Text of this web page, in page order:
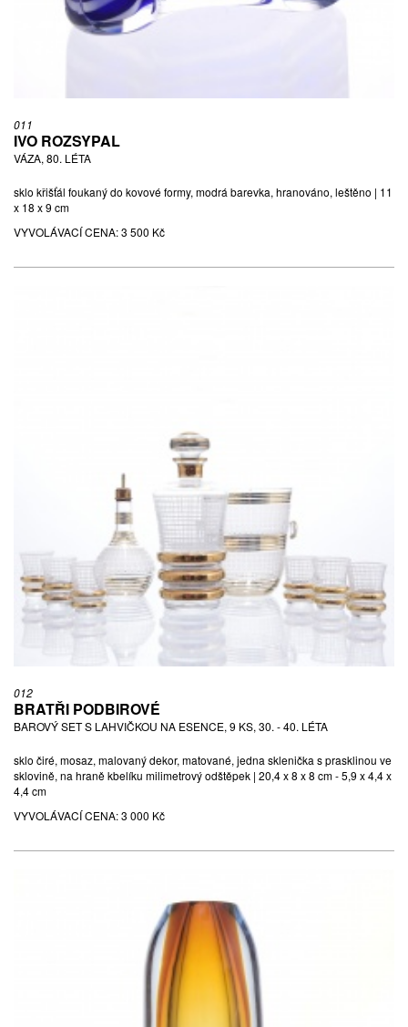
011
IVO ROZSYPAL
VÁZA, 80. LÉTA
sklo křišťál foukaný do kovové formy, modrá barevka, hranováno, leštěno | 11
x 18 x 9 cm
VYVOLÁVACÍ CENA:3 500 Kč
012
BRATŘI PODBIROVÉ
BAROVÝ SET S LAHVIČKOU NA ESENCE, 9 KS, 30. - 40. LÉTA
sklo čiré, mosaz, malovaný dekor, matované, jedna sklenička s prasklinou ve
sklovině, na hraně kbelíku milimetrový odštěpek | 20,4 x 8 x 8 cm - 5,9 x 4,4 x
4,4 cm
VYVOLÁVACÍ CENA:3 000 Kč